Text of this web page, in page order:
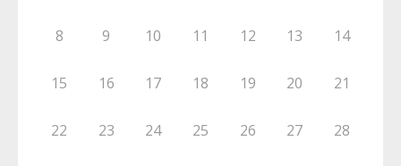
8 9 10 11 12 13 14
15 16 17 18 19 20 21
22 23 24 25 26 27 28